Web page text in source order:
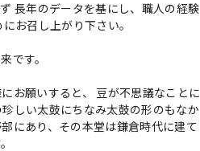
長年のデータを基にし、職人の経験
お召し上がり下さい。
です。
お願いすると、 豆が不思議なことに
しい太鼓にちなみ太鼓の形のもなか
にあり、その本堂は鎌倉時代に建て